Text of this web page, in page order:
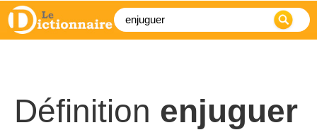
Définition enjuguer